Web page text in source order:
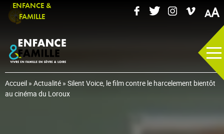
ENFANCE &
FAMILLE
A
Accueil » Actualité » Silent Voice, le film contre le harcelement bientôt
au cinéma du Loroux